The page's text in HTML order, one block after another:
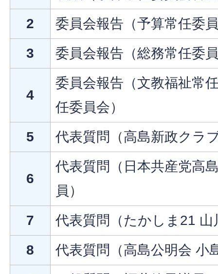
2
委員会報告（予算常任委
3
委員会報告（総務常任委
4
委員会報告（文教福祉常
任委員会）
5
代表質問（高島新政クラ
6
代表質問（日本共産党高
員）
7
代表質問（たかしま21 山
8
代表質問（高島公明会 小